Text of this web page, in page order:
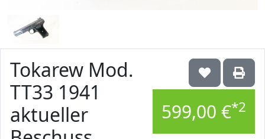
599,00 €*2
Tokarew Mod.
TT33 1941
aktueller